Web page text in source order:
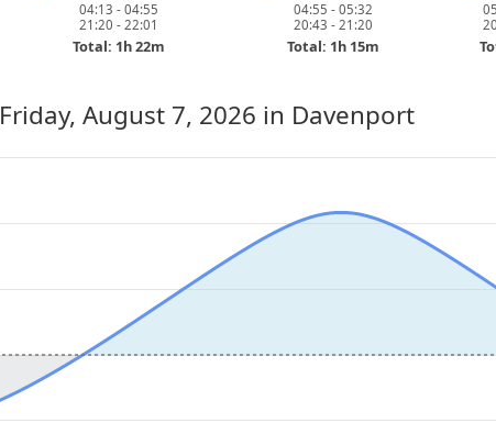
04:13 - 04:55
21:20 - 22:01
Total: 1h 22m
04:55 - 05:32
20:43 - 21:20
Total: 1h 15m
Friday, August 7, 2026 in Davenport